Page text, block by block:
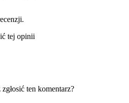
tej opinii
ten komentarz?